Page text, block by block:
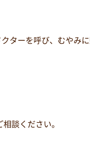
ターを呼び、むやみ
談ください。